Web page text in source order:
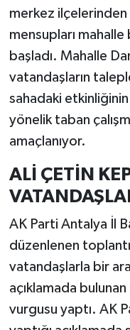
merkez
mensupları
başladı. Mahalle
vatandaşların
sahadaki etkinliğinin
yönelik taban
amaçlanıyor.
ALİ ÇETİN
AK Parti Antalya İl
düzenlenen
vatandaşlarla bir
açıklamada
vurgusu yaptı. AK